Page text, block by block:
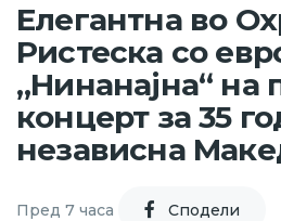
Елегантна во
Ристеска со
„Нинанајна“ на
концерт за 35
независна
Пред 7 часа Cподели